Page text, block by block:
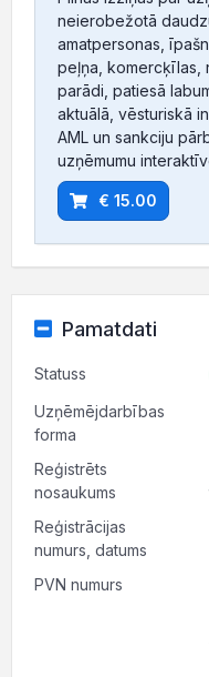
neierobežotā
amatpersonas,
peļņa, komercķīlas,
parādi, patiesā
aktuālā, vēsturiskā
AML un sankciju
uzņēmumu
€ 15.00
Pamatdati
Statuss
Uzņēmējdarbības
forma
Reģistrēts
nosaukums
Reģistrācijas
numurs, datums
PVN numurs